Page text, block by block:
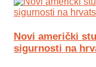
Novi američki
sigurnosti na